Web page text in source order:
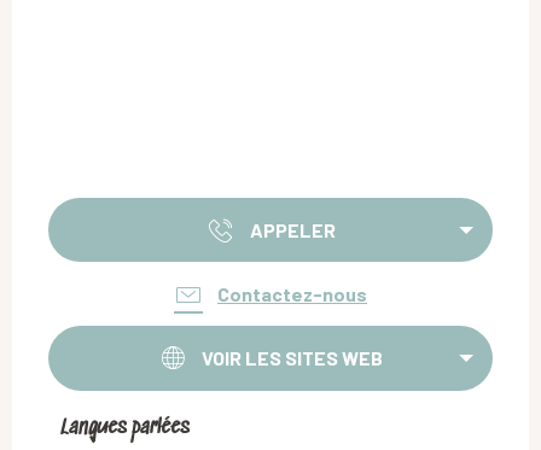
APPELER
Contactez-nous
VOIR LES SITES WEB
Langues parlées
Langues parlées